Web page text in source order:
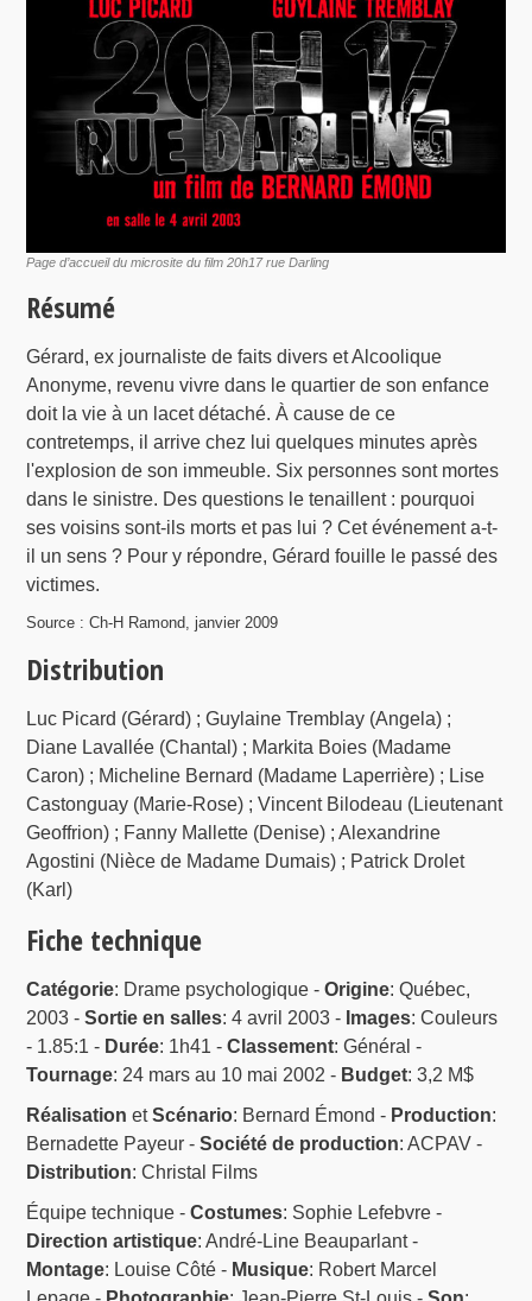
Page d’accueil du microsite du film 20h17 rue Darling
Résumé
Gérard, ex journaliste de faits divers et Alcoolique
Anonyme, revenu vivre dans le quartier de son enfance
doit la vie à un lacet détaché. À cause de ce
contretemps, il arrive chez lui quelques minutes après
l'explosion de son immeuble. Six personnes sont mortes
dans le sinistre. Des questions le tenaillent : pourquoi
ses voisins sont-ils morts et pas lui ? Cet événement a-t-
il un sens ? Pour y répondre, Gérard fouille le passé des
victimes.
Source : Ch-H Ramond, janvier 2009
Distribution
Luc Picard (Gérard) ; Guylaine Tremblay (Angela) ;
Diane Lavallée (Chantal) ; Markita Boies (Madame
Caron) ; Micheline Bernard (Madame Laperrière) ; Lise
Castonguay (Marie-Rose) ; Vincent Bilodeau (Lieutenant
Geoffrion) ; Fanny Mallette (Denise) ; Alexandrine
Agostini (Nièce de Madame Dumais) ; Patrick Drolet
(Karl)
Fiche technique
Catégorie: Drame psychologique -Origine: Québec,
2003 -Sortie en salles: 4 avril 2003 - Images: Couleurs
- 1.85:1 - Durée: 1h41 -Classement: Général -
Tournage: 24 mars au 10 mai 2002 - Budget: 3,2 M$
Réalisation etScénario: Bernard Émond - Production:
Bernadette Payeur -Société de production: ACPAV -
Distribution: Christal Films
Équipe technique -Costumes: Sophie Lefebvre -
Direction artistique: André-Line Beauparlant -
Montage: Louise Côté - Musique: Robert Marcel